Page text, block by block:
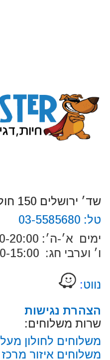
שד׳ ירושלים 150 חולון
טל: 03-5585680
ימים א׳-ה׳: 10:30-20:00
ו׳ וערבי חג: 09:30-15:00
נווט:
הצהרת נגישות
שרות משלוחים:
משלוחים לחולון מעל 200 ₪ חינם.
משלוחים איזור מרכז 29 ₪.